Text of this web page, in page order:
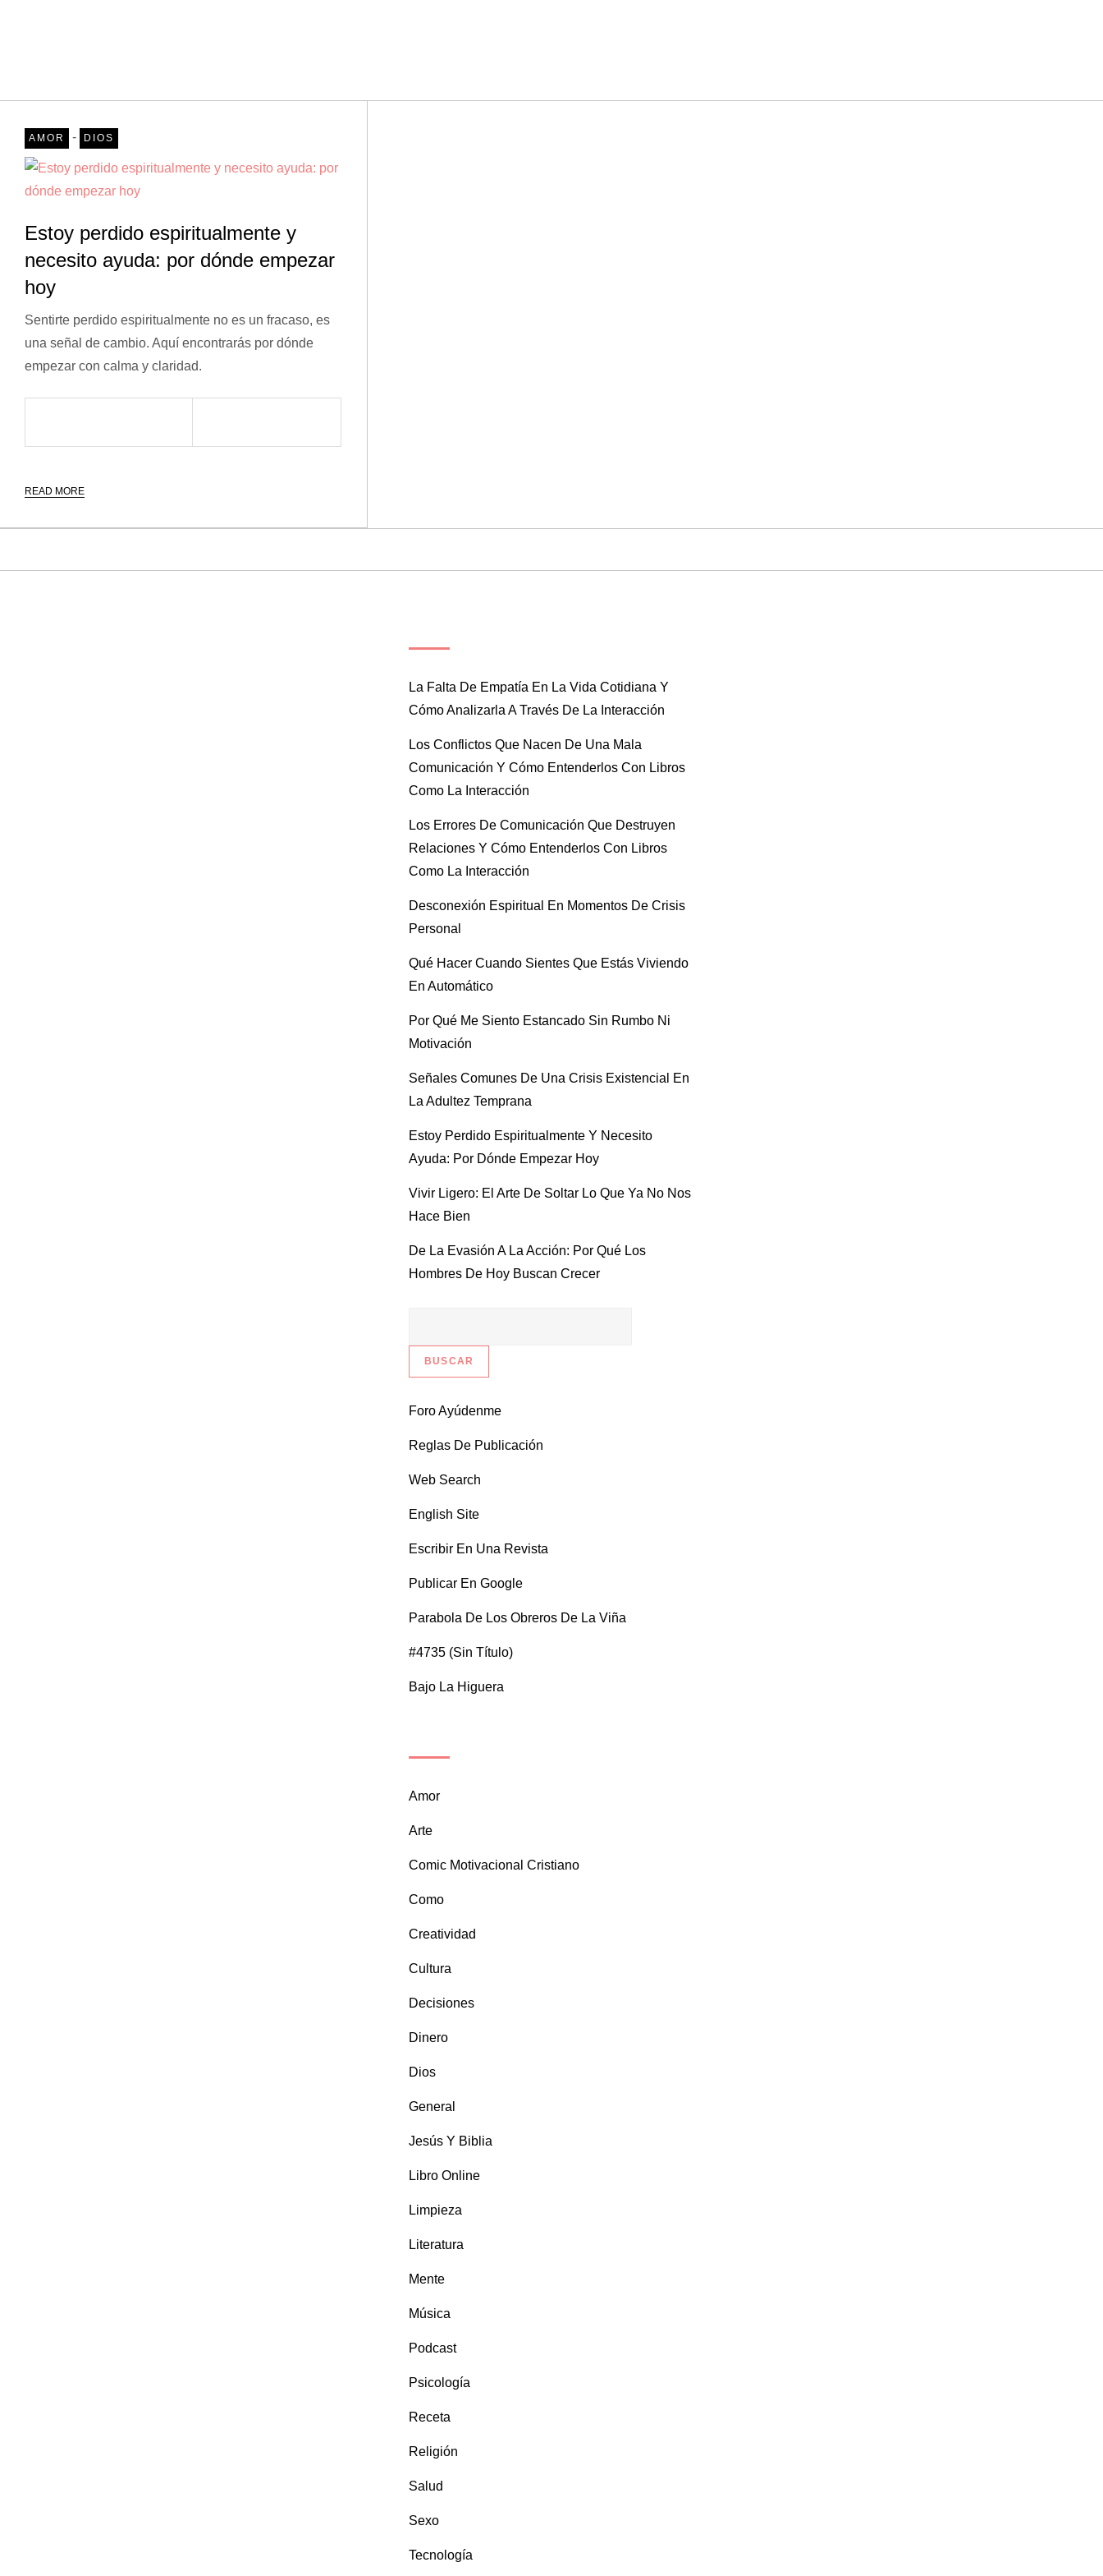
AMOR - DIOS
Estoy perdido espiritualmente y
necesito ayuda: por dónde empezar
hoy
Sentirte perdido espiritualmente no es un fracaso, es
una señal de cambio. Aquí encontrarás por dónde
empezar con calma y claridad.
READ MORE
La Falta De Empatía En La Vida Cotidiana Y
Cómo Analizarla A Través De La Interacción
Los Conflictos Que Nacen De Una Mala
Comunicación Y Cómo Entenderlos Con Libros
Como La Interacción
Los Errores De Comunicación Que Destruyen
Relaciones Y Cómo Entenderlos Con Libros
Como La Interacción
Desconexión Espiritual En Momentos De Crisis
Personal
Qué Hacer Cuando Sientes Que Estás Viviendo
En Automático
Por Qué Me Siento Estancado Sin Rumbo Ni
Motivación
Señales Comunes De Una Crisis Existencial En
La Adultez Temprana
Estoy Perdido Espiritualmente Y Necesito
Ayuda: Por Dónde Empezar Hoy
Vivir Ligero: El Arte De Soltar Lo Que Ya No Nos
Hace Bien
De La Evasión A La Acción: Por Qué Los
Hombres De Hoy Buscan Crecer
Foro Ayúdenme
Reglas De Publicación
Web Search
English Site
Escribir En Una Revista
Publicar En Google
Parabola De Los Obreros De La Viña
#4735 (sin Título)
Bajo La Higuera
Amor
Arte
Comic Motivacional Cristiano
Como
Creatividad
Cultura
Decisiones
Dinero
Dios
General
Jesús Y Biblia
Libro Online
Limpieza
Literatura
Mente
Música
Podcast
Psicología
Receta
Religión
Salud
Sexo
Tecnología